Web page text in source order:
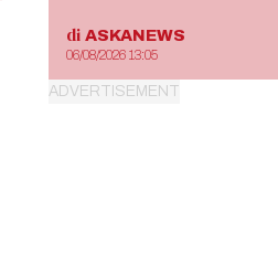
di ASKANEWS
06/08/2026 13:05